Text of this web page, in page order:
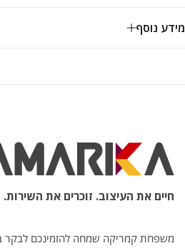
מידע נוסף
חיים את העיצוב. זוכרים את השירות.
משפחת קמריקה שמחה להזמינכם לבקר